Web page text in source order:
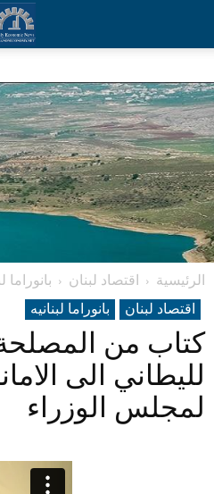
الرئيسية اقتصاد لبنان
بانوراما
اقتصاد لبنان
بانوراما لبنانیه
كتاب من
لليطاني الى
لمجلس الوزراء